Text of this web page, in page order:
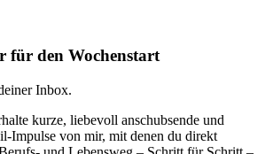
für den Wochenstart
Inbox.
kurze, liebevoll anschubsende und
Impulse von mir, mit denen du direkt